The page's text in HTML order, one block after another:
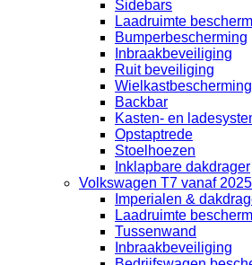
Sidebars
Laadruimte
Bumperbescherming
Inbraakbeveiliging
Ruit beveiliging
Wielkastbescherming
Backbar
Kasten- en
Opstaptrede
Stoelhoezen
Inklapbare dakdrager
Volkswagen T7 vanaf 2025
Imperialen &
Laadruimte
Tussenwand
Inbraakbeveiliging